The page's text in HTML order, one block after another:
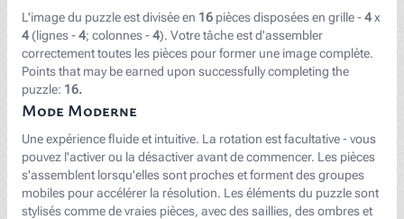
L'image du puzzle est divisée en 16 pièces disposées en grille -4x
4 (lignes -4; colonnes -4). Votre tâche est d'assembler
correctement toutes les pièces pour former une image complète.
Points that may be earned upon successfully completing the
puzzle: 16.
Mode Moderne
Une expérience fluide et intuitive. La rotation est facultative - vous
pouvez l'activer ou la désactiver avant de commencer. Les pièces
s'assemblent lorsqu'elles sont proches et forment des groupes
mobiles pour accélérer la résolution. Les éléments du puzzle sont
stylisés comme de vraies pièces, avec des saillies, des ombres et